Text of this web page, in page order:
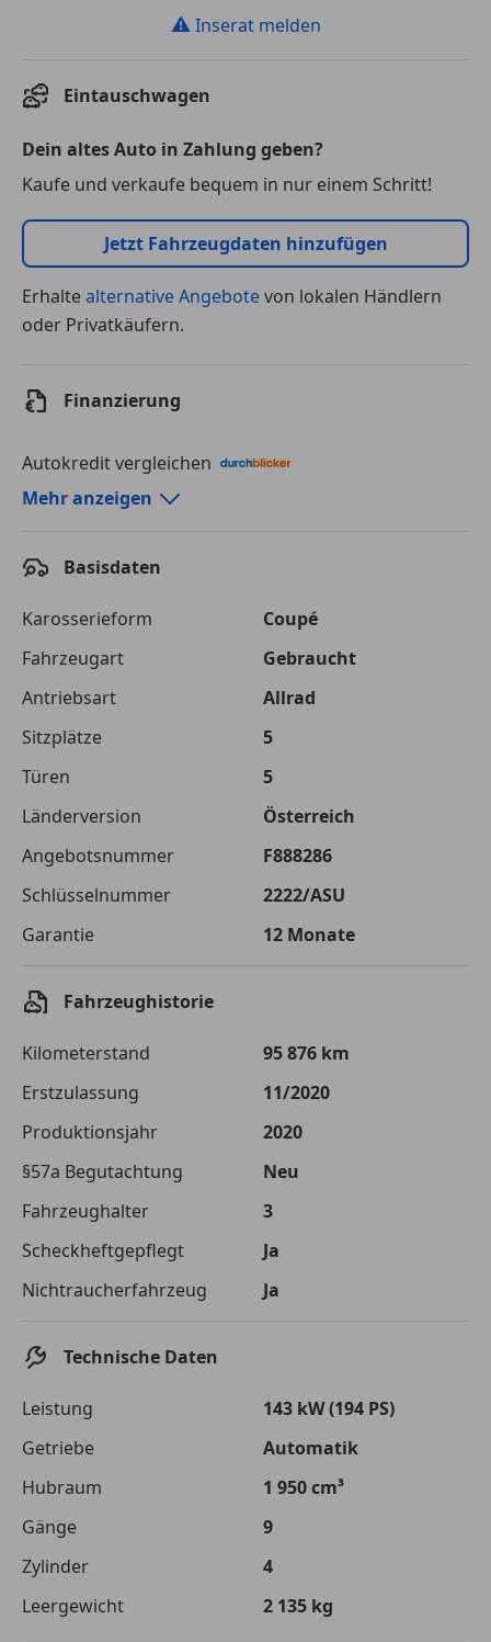
⚠ Inserat melden
Eintauschwagen
Dein altes Auto in Zahlung geben?
Kaufe und verkaufe bequem in nur einem Schritt!
Jetzt Fahrzeugdaten hinzufügen
Erhaltealternative Angebotevon lokalen Händlern
oder Privatkäufern.
Finanzierung
Autokredit vergleichen
Autokredit-Rechner von durchblicker.at
Laufzeit
120 Monate
Kreditbetrag
€ 36 900,-
Zu zahlender
Gesamtbetrag
€ 51 985,-
Einberechnete Gebühren
€ 0,-
Effektivzinsatz
7,50 %
Sollzinssatz
7,25 %
Monatliche Rate € 433,21
Die tatsächlichen Konditionen sind abhängig von Ihrer Bonität sowie
von der von Ihnen gewählten Bank. Rückzahlungszeitraum 1-10
Mehr anzeigen
Basisdaten
Karosserieform
Coupé
Fahrzeugart
Gebraucht
Antriebsart
Allrad
Sitzplätze
5
Türen
5
Länderversion
Österreich
Angebotsnummer
F888286
Schlüsselnummer
2222/ASU
Garantie
12 Monate
Fahrzeughistorie
Kilometerstand
95 876 km
Erstzulassung
11/2020
Produktionsjahr
2020
§57a Begutachtung
Neu
Fahrzeughalter
3
Scheckheftgepflegt
Ja
Nichtraucherfahrzeug
Ja
Technische Daten
Leistung
143 kW (194 PS)
Getriebe
Automatik
Hubraum
1 950 cm³
Gänge
9
Zylinder
4
Leergewicht
2 135 kg